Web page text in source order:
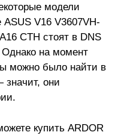
модели
V16 V3607VH-
CTH стоят в DNS
на момент
можно было найти в
они
купить ARDOR